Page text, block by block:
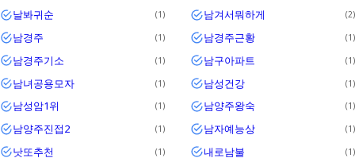
날봐귀순 1 남겨서뭐하게 2
남경주 1 남경주근황 1
남경주기소 1 남구아파트 1
남녀공용모자 1 남성건강 1
남성암1위 1 남양주왕숙 1
남양주진접2 1 남자예능상 1
낫또추천 1 내로남불 1